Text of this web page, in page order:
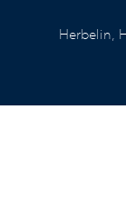
Herbelin,